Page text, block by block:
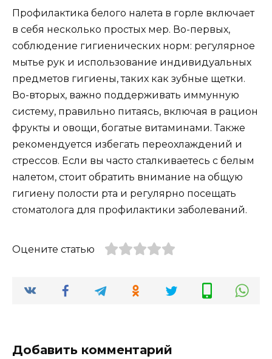
Профилактика белого налета в горле включает
в себя несколько простых мер. Во-первых,
соблюдение гигиенических норм: регулярное
мытье рук и использование индивидуальных
предметов гигиены, таких как зубные щетки.
Во-вторых, важно поддерживать иммунную
систему, правильно питаясь, включая в рацион
фрукты и овощи, богатые витаминами. Также
рекомендуется избегать переохлаждений и
стрессов. Если вы часто сталкиваетесь с белым
налетом, стоит обратить внимание на общую
гигиену полости рта и регулярно посещать
стоматолога для профилактики заболеваний.
Оцените статью
Добавить комментарий